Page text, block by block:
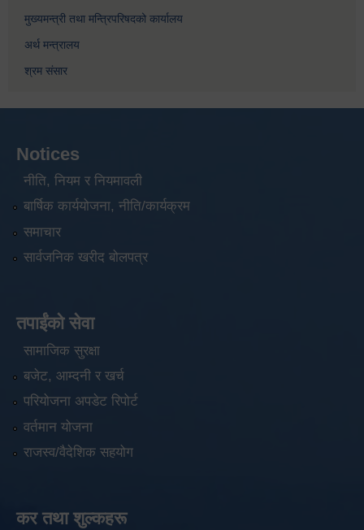
मुख्यमन्त्री तथा मन्त्रिपरिषदको कार्यालय
अर्थ मन्त्रालय
श्रम संसार
Notices
नीति, नियम र नियमावली
बार्षिक कार्ययोजना, नीति/कार्यक्रम
समाचार
सार्वजनिक खरीद बोलपत्र
तपाईंको सेवा
सामाजिक सुरक्षा
बजेट, आम्दनी र खर्च
परियोजना अपडेट रिपोर्ट
वर्तमान योजना
राजस्व/वैदेशिक सहयोग
कर तथा शुल्कहरू